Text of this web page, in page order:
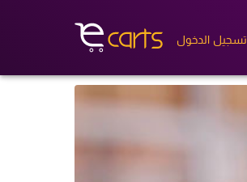
تسجيل الدخول